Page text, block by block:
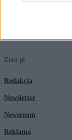
Zero.pl
Redakcja
Newsletter
Newsroom
Reklama